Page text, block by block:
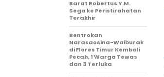
Barat Robertus Y.M.
Sega ke Peristirahatan
Terakhir
Bentrokan
Narasaosina-Waiburak
di Flores Timur Kembali
Pecah, 1 Warga Tewas
dan 3 Terluka